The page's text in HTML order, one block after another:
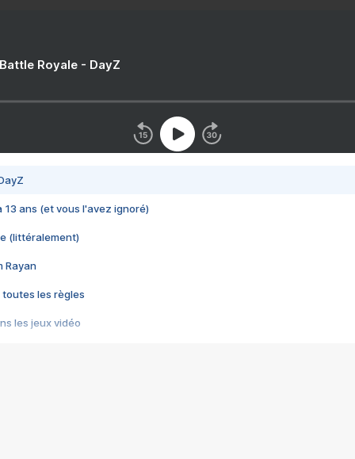
Royale - DayZ
13 ans (et vous l'avez ignoré)
(littéralement)
Rayan
toutes les règles
les jeux vidéo